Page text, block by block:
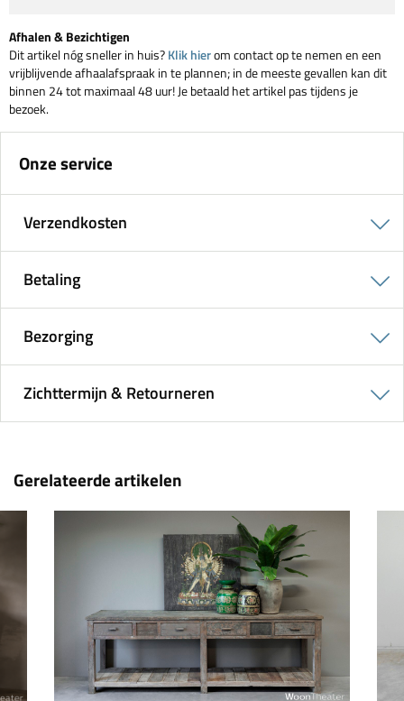
Afhalen & Bezichtigen
Dit artikel nóg sneller in huis?Klik hierom contact op te nemen en een
vrijblijvende afhaalafspraak in te plannen; in de meeste gevallen kan dit
binnen 24 tot maximaal 48 uur! Je betaald het artikel pas tijdens je
bezoek.
Onze service
Verzendkosten
Betaling
Bezorging
Zichttermijn & Retourneren
Gerelateerde artikelen